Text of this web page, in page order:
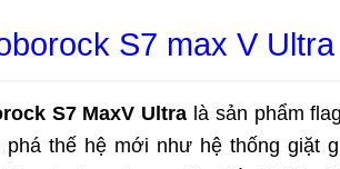
S7 max V Ultra
S7 MaxV Ultra là sản phẩm
thế hệ mới như hệ thống giặt